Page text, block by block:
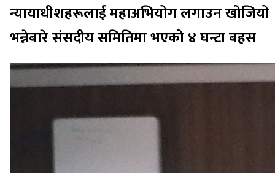
न्यायाधीशहरूलाई महाअभियोग लगाउन खोजियो
भन्नेबारे संसदीय समितिमा भएको ४ घन्टा बहस